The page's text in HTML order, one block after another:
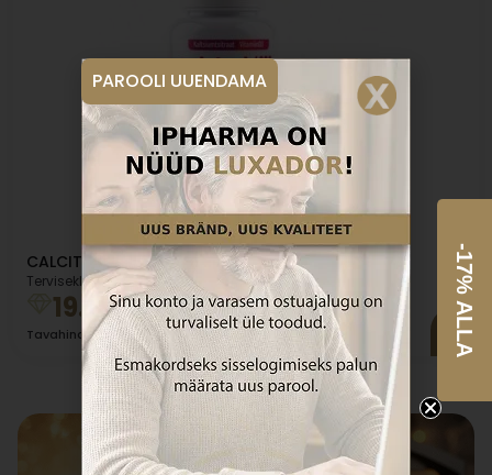
CALCITOL CITRATE 4000 N60 tabletid
Terviseklubi hind:
19.18€
Tavahind20.62€
Liitu meie uudiskirjaga
-17% ALLA
PAROOLI UUENDAMA